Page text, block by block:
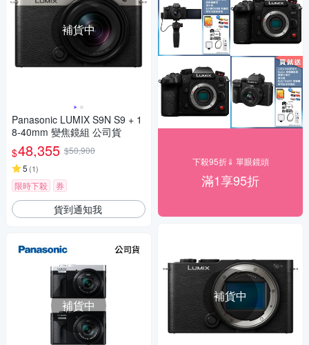
補貨中
Panasonic LUMIX S9N S9 + 1
8-40mm 變焦鏡組 公司貨
$48,355 $50,900
5 (1)
限時下殺 券
貨到通知我
補貨中
下殺95折⇓ 單眼鏡頭
滿1享95折
補貨中